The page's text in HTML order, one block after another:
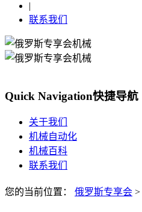
|
联系我们
Quick Navigation快捷导航
关于我们
机械自动化
机械百科
联系我们
您的当前位置： 俄罗斯专享会 >